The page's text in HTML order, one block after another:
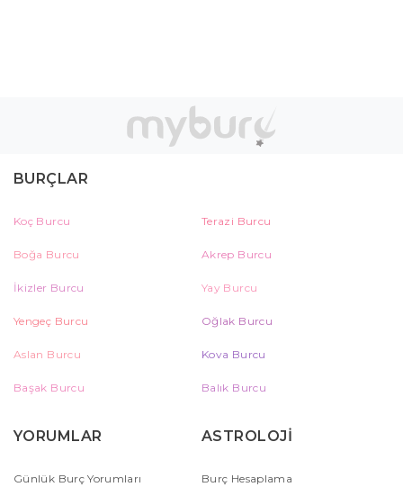
BURÇLAR
Koç Burcu Terazi Burcu
Boğa Burcu Akrep Burcu
İkizler Burcu Yay Burcu
Yengeç Burcu Oğlak Burcu
Aslan Burcu Kova Burcu
Başak Burcu Balık Burcu
YORUMLAR
Günlük Burç Yorumları
ASTROLOJİ
Burç Hesaplama